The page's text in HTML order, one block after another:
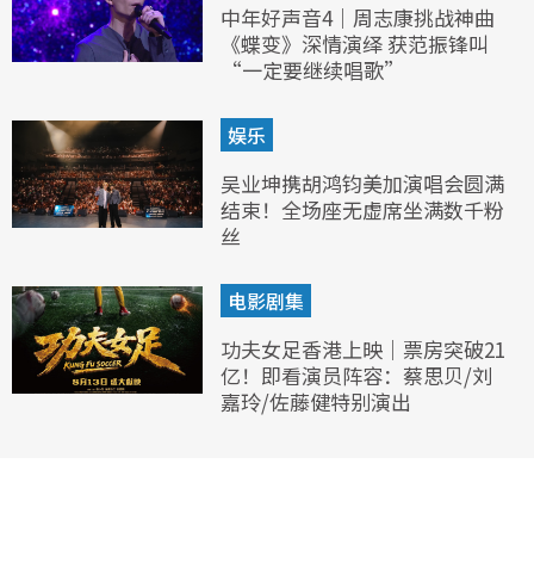
中年好声音4｜周志康挑战神曲
《蝶变》深情演绎 获范振锋叫
“一定要继续唱歌”
娱乐
吴业坤携胡鸿钧美加演唱会圆满
结束！全场座无虚席坐满数千粉
丝
电影剧集
功夫女足香港上映｜票房突破21
亿！即看演员阵容：蔡思贝/刘
嘉玲/佐藤健特别演出